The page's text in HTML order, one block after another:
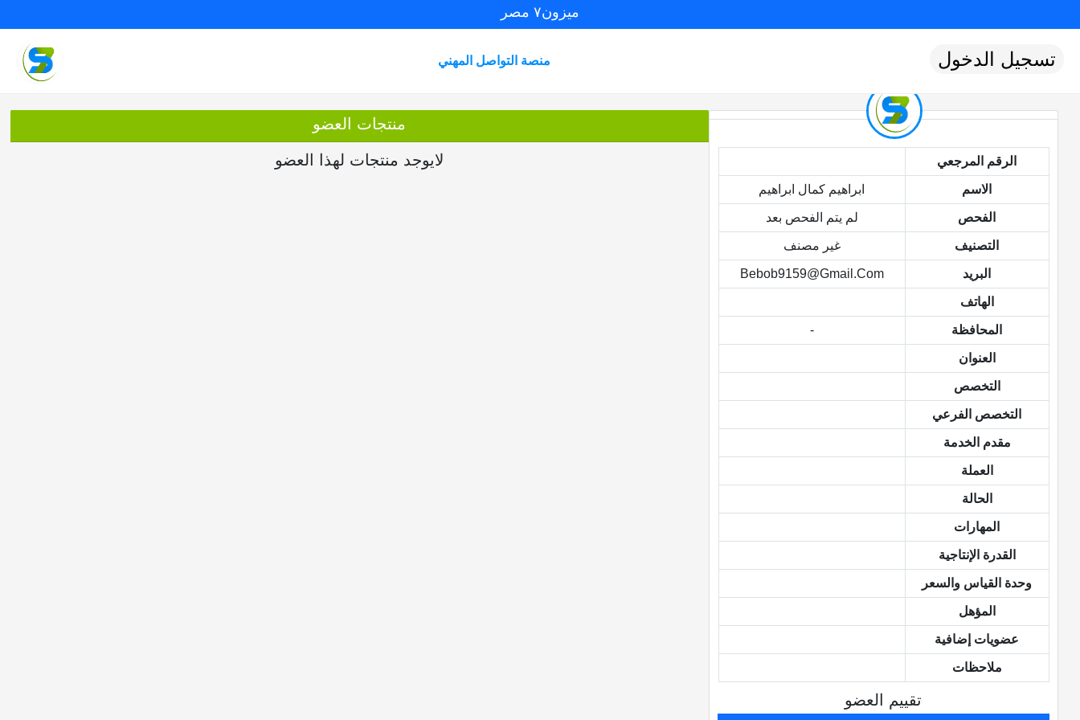
ميزون٧ مصر
منصة التواصل المهني تسجيل الدخول
الرقم المرجعي
الاسم ابراهيم كمال ابراهيم
الفحص لم يتم الفحص بعد
التصنيف غير مصنف
البريد Bebob9159@gmail.com
الهاتف
المحافظة -
العنوان
التخصص
التخصص الفرعي
مقدم الخدمة
العملة
الحالة
المهارات
القدرة الإنتاجية
وحدة القياس والسعر
المؤهل
عضويات إضافية
ملاحظات
تقييم العضو
منتجات العضو
لايوجد منتجات لهذا العضو